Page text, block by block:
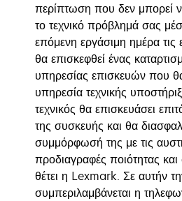
περίπτωση που δεν μπορεί
το τεχνικό πρόβλημά σας
επόμενη εργάσιμη ημέρα τις
θα επισκεφθεί ένας
υπηρεσίας επισκευών που
υπηρεσία τεχνικής
τεχνικός θα επισκευάσει
της συσκευής και θα
συμμόρφωσή της με τις
προδιαγραφές ποιότητας
θέτει η Lexmark. Σε αυτήν
συμπεριλαμβάνεται η